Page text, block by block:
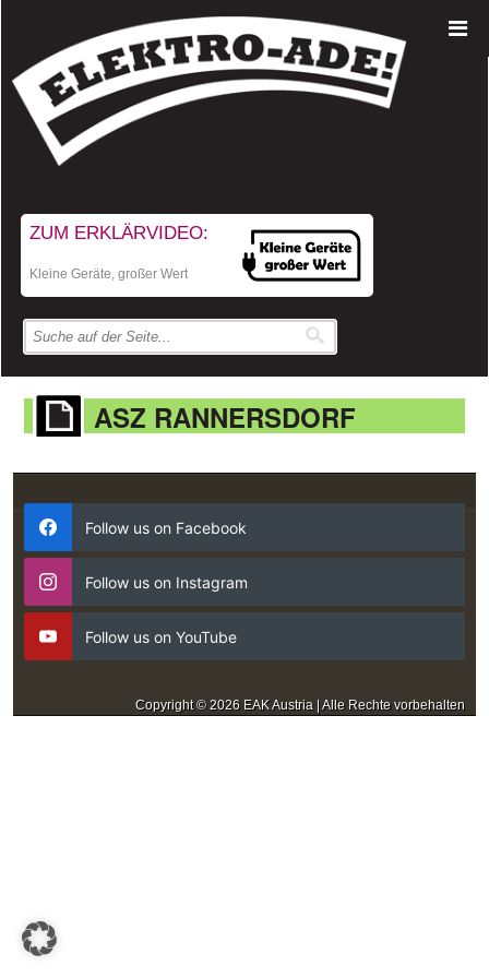
ZUM ERKLÄRVIDEO:
Kleine Geräte, großer Wert
ASZ RANNERSDORF
Follow us on Facebook
Follow us on Instagram
Follow us on YouTube
Copyright © 2026 EAK Austria | Alle Rechte vorbehalten